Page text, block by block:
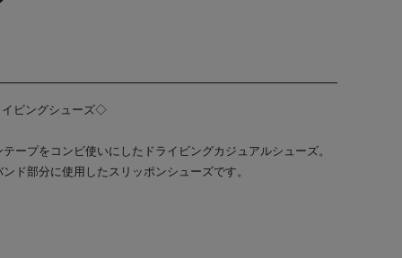
ビングシューズ◇
ープをコンビ使いにしたドライビングカジュアルシューズ。
ド部分に使用したスリッポンシューズです。